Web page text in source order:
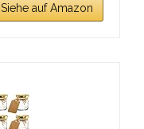
Siehe auf Amazon